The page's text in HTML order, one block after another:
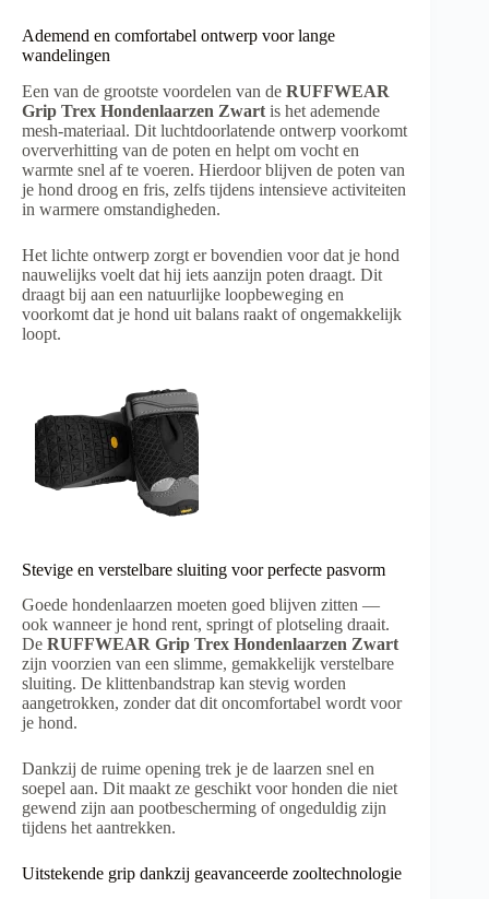
Ademend en comfortabel ontwerp voor lange
wandelingen
Een van de grootste voordelen van de RUFFWEAR
Grip Trex Hondenlaarzen Zwart is het ademende
mesh-materiaal. Dit luchtdoorlatende ontwerp voorkomt
oververhitting van de poten en helpt om vocht en
warmte snel af te voeren. Hierdoor blijven de poten van
je hond droog en fris, zelfs tijdens intensieve activiteiten
in warmere omstandigheden.
Het lichte ontwerp zorgt er bovendien voor dat je hond
nauwelijks voelt dat hij iets aanzijn poten draagt. Dit
draagt bij aan een natuurlijke loopbeweging en
voorkomt dat je hond uit balans raakt of ongemakkelijk
loopt.
Stevige en verstelbare sluiting voor perfecte pasvorm
Goede hondenlaarzen moeten goed blijven zitten —
ook wanneer je hond rent, springt of plotseling draait.
De RUFFWEAR Grip Trex Hondenlaarzen Zwart
zijn voorzien van een slimme, gemakkelijk verstelbare
sluiting. De klittenbandstrap kan stevig worden
aangetrokken, zonder dat dit oncomfortabel wordt voor
je hond.
Dankzij de ruime opening trek je de laarzen snel en
soepel aan. Dit maakt ze geschikt voor honden die niet
gewend zijn aan pootbescherming of ongeduldig zijn
tijdens het aantrekken.
Uitstekende grip dankzij geavanceerde zooltechnologie